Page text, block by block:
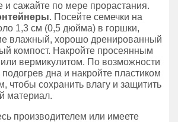
и сажайте по мере прорастания.
. Посейте семечки на
1,3 см (0,5 дюйма) в горшки,
влажный, хорошо дренированный
компост. Накройте просеянным
вермикулитом. По возможности
подогрев дна и накройте пластиком
чтобы сохранить влагу и защитить
материал.
производителем или имеете